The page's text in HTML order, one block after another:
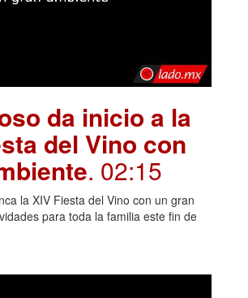
da inicio a la
del Vino con
. 02:15
la XIV Fiesta del Vino con un gran
para toda la familia este fin de